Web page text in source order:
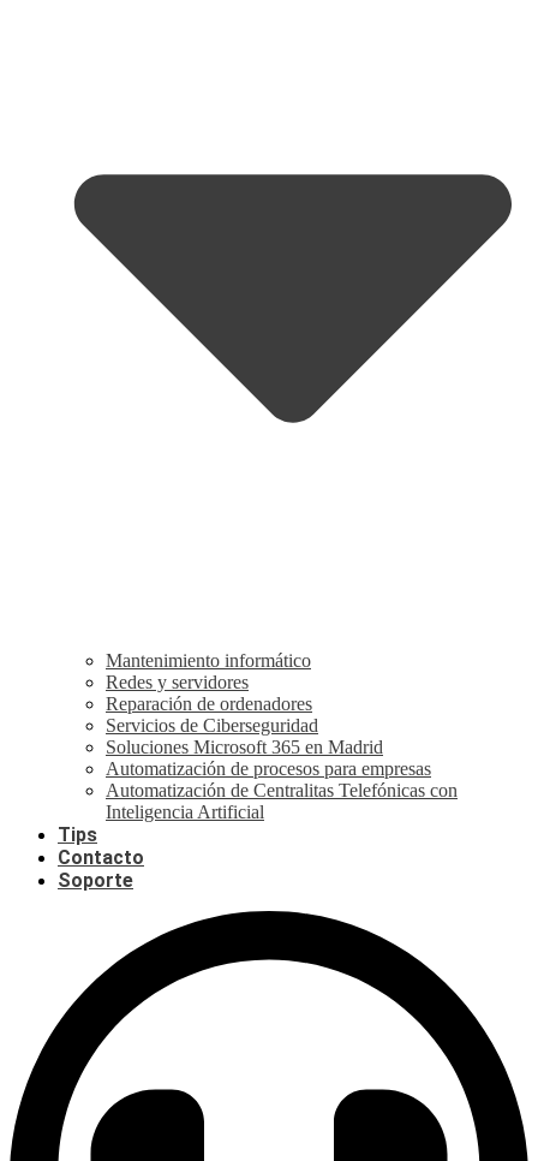
Mantenimiento informático
Redes y servidores
Reparación de ordenadores
Servicios de Ciberseguridad
Soluciones Microsoft 365 en Madrid
Automatización de procesos para empresas
Automatización de Centralitas Telefónicas con
Inteligencia Artificial
Tips
Contacto
Soporte